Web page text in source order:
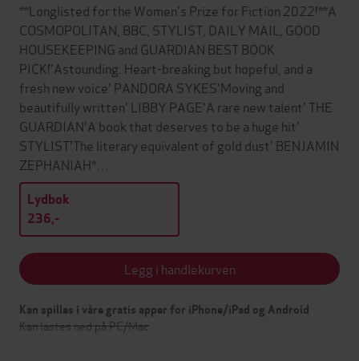
**Longlisted for the Women's Prize for Fiction 2022!**A
COSMOPOLITAN, BBC, STYLIST, DAILY MAIL, GOOD
HOUSEKEEPING and GUARDIAN BEST BOOK
PICK!'Astounding. Heart-breaking but hopeful, and a
fresh new voice' PANDORA SYKES'Moving and
beautifully written' LIBBY PAGE'A rare new talent' THE
GUARDIAN'A book that deserves to be a huge hit'
STYLIST'The literary equivalent of gold dust' BENJAMIN
ZEPHANIAH*…
Lydbok
236,-
Legg i handlekurven
Kan spilles i våre gratis apper for iPhone/iPad og Android
Kan lastes ned på PC/Mac